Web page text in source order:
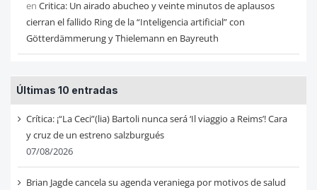
en Critica: Un airado abucheo y veinte minutos de aplausos
cierran el fallido Ring de la “Inteligencia artificial” con
Götterdämmerung y Thielemann en Bayreuth
Últimas 10 entradas
Crítica: ¡“La Ceci”(lia) Bartoli nunca será ‘Il viaggio a Reims’! Cara
y cruz de un estreno salzburgués
07/08/2026
Brian Jagde cancela su agenda veraniega por motivos de salud